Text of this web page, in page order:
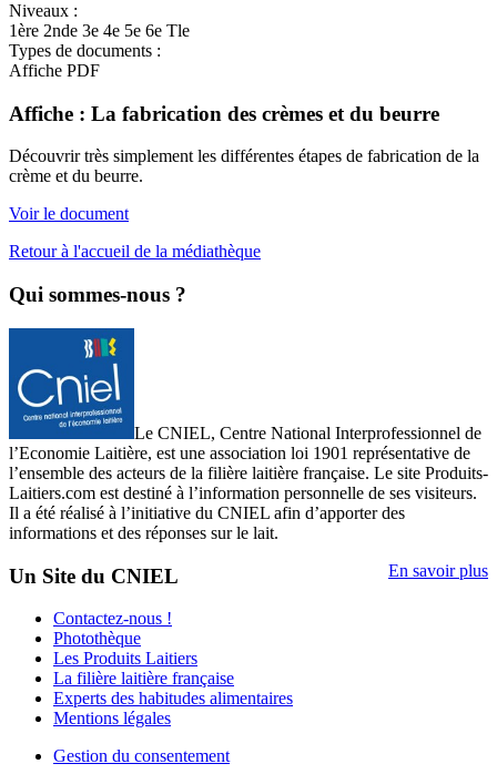
Niveaux :
1ère 2nde 3e 4e 5e 6e Tle
Types de documents :
Affiche PDF
Affiche : La fabrication des crèmes et du beurre
Découvrir très simplement les différentes étapes de fabrication de la
crème et du beurre.
Voir le document
Retour à l'accueil de la médiathèque
Qui sommes-nous ?
Le CNIEL, Centre National Interprofessionnel de
l’Economie Laitière, est une association loi 1901 représentative de
l’ensemble des acteurs de la filière laitière française. Le site Produits-
Laitiers.com est destiné à l’information personnelle de ses visiteurs.
Il a été réalisé à l’initiative du CNIEL afin d’apporter des
informations et des réponses sur le lait.
En savoir plus
Un Site du CNIEL
Contactez-nous !
Photothèque
Les Produits Laitiers
La filière laitière française
Experts des habitudes alimentaires
Mentions légales
Gestion du consentement